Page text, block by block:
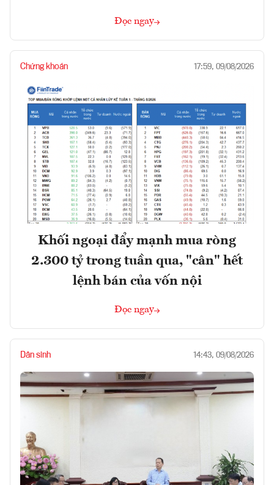
Đọc ngay
Chứng khoán 17:59, 09/08/2026
Khối ngoại đẩy mạnh mua ròng
2.300 tỷ trong tuần qua, "cân" hết
lệnh bán của vốn nội
Đọc ngay
Dân sinh 14:43, 09/08/2026